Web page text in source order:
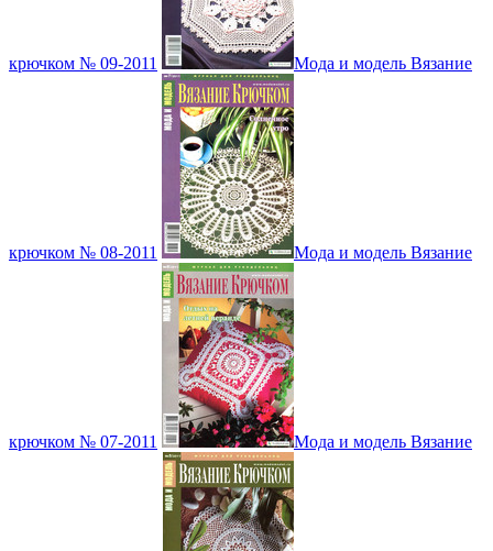
крючком № 09-2011 Мода и модель Вязание
крючком № 08-2011 Мода и модель Вязание
крючком № 07-2011 Мода и модель Вязание